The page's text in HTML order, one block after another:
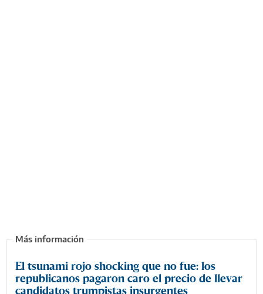
El tsunami rojo shocking que no fue: los
republicanos pagaron caro el precio de llevar
candidatos trumpistas insurgentes